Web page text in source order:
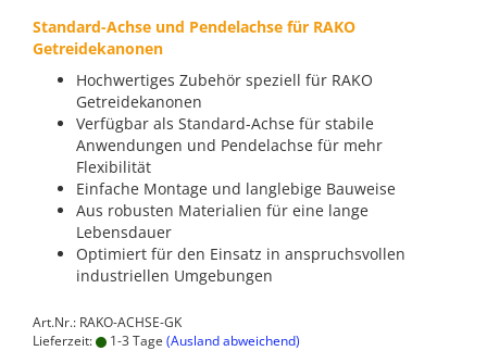
Standard-Achse und Pendelachse für RAKO
Getreidekanonen
Hochwertiges Zubehör speziell für RAKO
Getreidekanonen
Verfügbar als Standard-Achse für stabile
Anwendungen und Pendelachse für mehr
Flexibilität
Einfache Montage und langlebige Bauweise
Aus robusten Materialien für eine lange
Lebensdauer
Optimiert für den Einsatz in anspruchsvollen
industriellen Umgebungen
Art.Nr.: RAKO-ACHSE-GK
Lieferzeit:
1-3 Tage (Ausland abweichend)